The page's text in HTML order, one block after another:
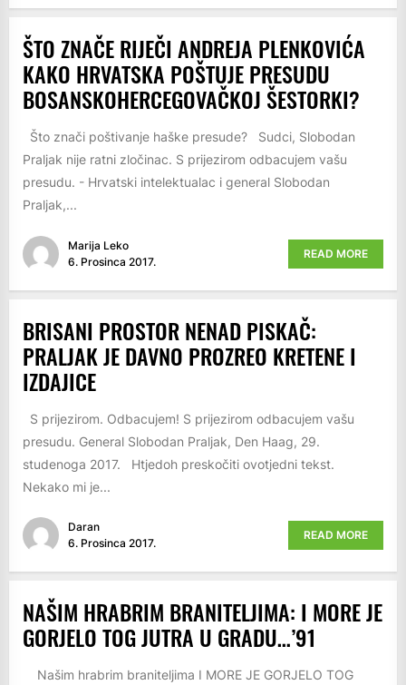
ŠTO ZNAČE RIJEČI ANDREJA PLENKOVIĆA
KAKO HRVATSKA POŠTUJE PRESUDU
BOSANSKOHERCEGOVAČKOJ ŠESTORKI?
Što znači poštivanje haške presude? Sudci, Slobodan
Praljak nije ratni zločinac. S prijezirom odbacujem vašu
presudu. - Hrvatski intelektualac i general Slobodan
Praljak,...
Marija Leko
6. Prosinca 2017.
READ MORE
BRISANI PROSTOR NENAD PISKAČ:
PRALJAK JE DAVNO PROZREO KRETENE I
IZDAJICE
S prijezirom. Odbacujem! S prijezirom odbacujem vašu
presudu. General Slobodan Praljak, Den Haag, 29.
studenoga 2017. Htjedoh preskočiti ovotjedni tekst.
Nekako mi je...
Daran
6. Prosinca 2017.
READ MORE
NAŠIM HRABRIM BRANITELJIMA: I MORE JE
GORJELO TOG JUTRA U GRADU…’91
Našim hrabrim braniteljima I MORE JE GORJELO TOG